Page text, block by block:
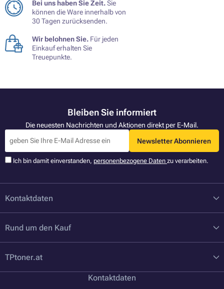
Bei uns haben Sie Zeit.Sie
können die Ware innerhalb von
30 Tagen zurücksenden.
Wir belohnen Sie. Für jeden
Einkauf erhalten Sie
Treuepunkte.
Bleiben Sie informiert
Die neuesten Nachrichten und Aktionen direkt per E-Mail.
Newsletter Abonnieren
Ich bin damit einverstanden, personenbezogene Daten zu verarbeiten.
Kontaktdaten
Rund um den Kauf
TPtoner.at
Kontaktdaten